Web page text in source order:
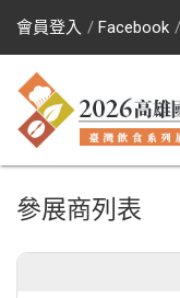
會員登入 Facebook
參展商列表